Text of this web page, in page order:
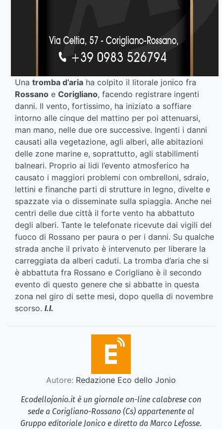
Una tromba d’aria ha colpito il litorale jonico fra
Rossano e Corigliano, facendo registrare ingenti
danni. Il vento, fortissimo, ha iniziato a soffiare
intorno alle cinque del mattino per poi attenuarsi,
man mano, nelle due ore successive. Ingenti i danni
causati alla vegetazione, agli alberi, alle abitazioni
delle zone marine e, soprattutto, agli stabilimenti
balneari. Proprio ai lidi l’evento atmosferico ha
causato i maggiori problemi con ombrelloni, sdraio,
lettini e finanche parti di strutture in legno, divelte e
spazzate via o disseminate sulla spiaggia. Anche nei
centri delle due città il forte vento ha abbattuto
degli alberi. Tante le telefonate ricevute dai vigili del
fuoco di Rossano per paura o per i danni. Su qualche
strada anche il privato è intervenuto per liberare la
carreggiata da alberi caduti. La tromba d’aria che si
è abbattuta fra Rossano e Corigliano è il secondo
evento di questo genere che si abbatte in questa
zona nel giro di sette mesi, dopo quella di novembre
scorso. l.l.
Autore: Redazione Eco dello Jonio
Ecodellojonio.it è un giornale on-line calabrese con
sede a Corigliano-Rossano (Cs) appartenente al
Gruppo editoriale Jonico e diretto da Marco Lefosse.